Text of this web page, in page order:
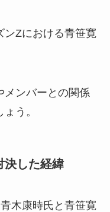
ンZにおける青笹寛
メンバーとの関係
う。
決した経緯
木康時氏と青笹寛